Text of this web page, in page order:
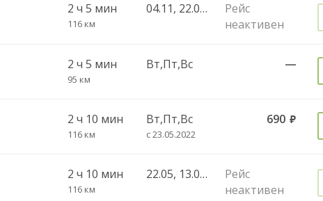
2 ч 5 мин
116 км
04.11, 22.02, 07.03, 19.10, 26.10, 02.11, 09.11, 05.11, 13.09, 20.09, 27.09
Рейс
неактивен
2 ч 5 мин
95 км
Вт,Пт,Вс —
2 ч 10 мин
116 км
Вт,Пт,Вс
с 23.05.2022
690 руб.
2 ч 10 мин
116 км
22.05, 13.06, 23.02, 08.01, 01.05, 09.05, 08.01, 01.05, 08.05, 12.06, 11.05
Рейс
неактивен